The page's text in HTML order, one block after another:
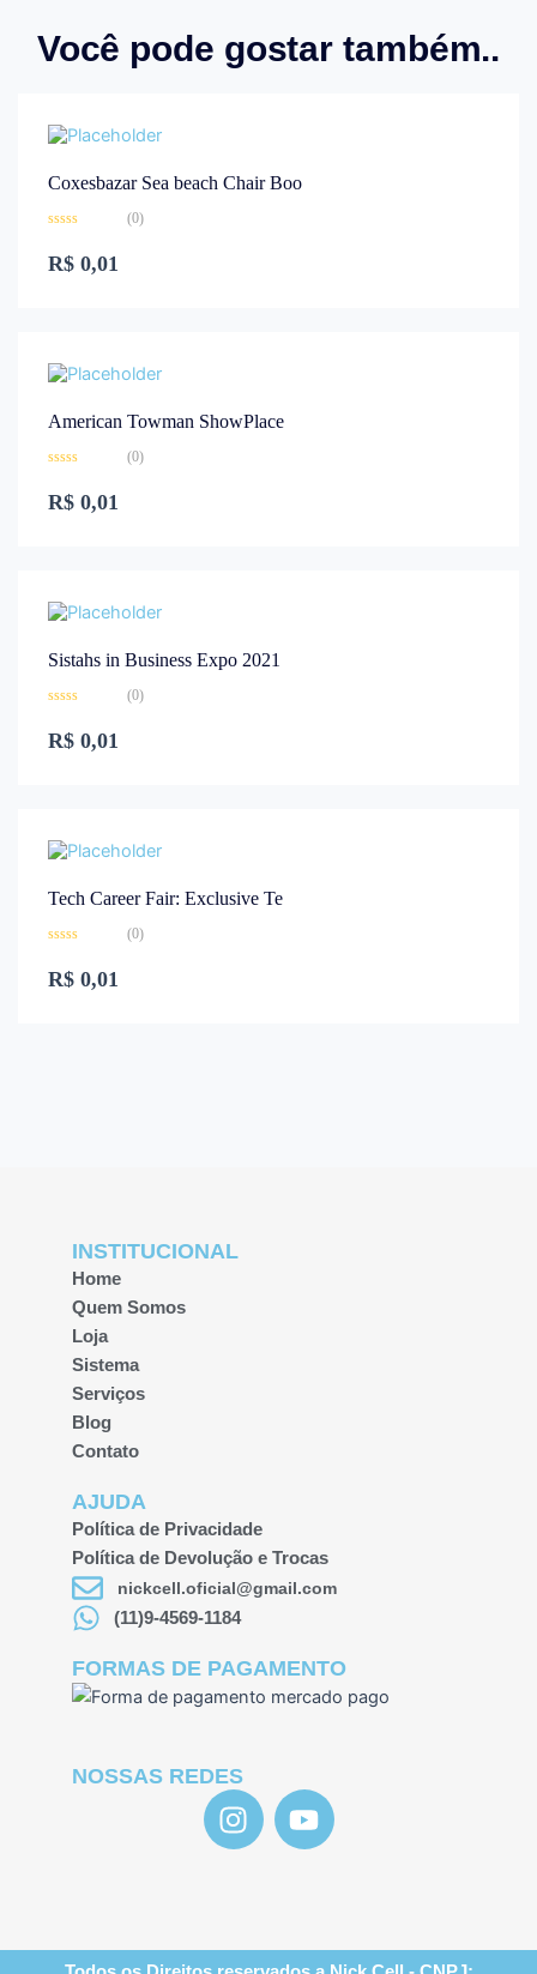
Você pode gostar também..
Coxesbazar Sea beach Chair Boo
0
out
(0)
R$ 0,01
American Towman ShowPlace
0
out
(0)
R$ 0,01
Sistahs in Business Expo 2021
0
out
(0)
R$ 0,01
Tech Career Fair: Exclusive Te
0
out
(0)
R$ 0,01
INSTITUCIONAL
Home
Quem Somos
Loja
Sistema
Serviços
Blog
Contato
AJUDA
Política de Privacidade
Política de Devolução e Trocas
nickcell.oficial@gmail.com
(11)9-4569-1184
FORMAS DE PAGAMENTO
NOSSAS REDES
I
n
g
Y
o
b